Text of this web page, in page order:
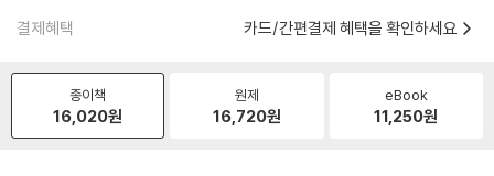
결제혜택 카드/간편결제 혜택을 확인하세요
종이책
16,020원
원제
16,720원
eBook
11,250원